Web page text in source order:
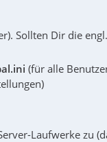
Sollten Dir die
(für alle
Laufwerke zu